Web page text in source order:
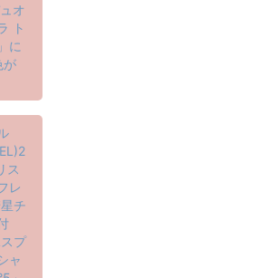
オ
ト
に
が
ス
レ
チ
プ
ャ